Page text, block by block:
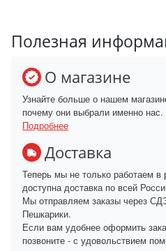
Полезная
О магазине
Узнайте больше о нашем
почему они выбрали именно
Подробнее
Доставка
Теперь мы не только работаем
доступна доставка по всей
Мы отправляем заказы через
Пешкарики.
Если вам удобнее оформить
позвоните - с удовольствием